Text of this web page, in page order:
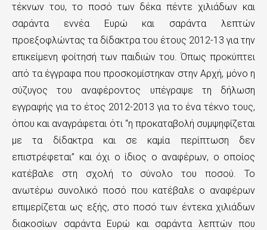
τέκνων του, το ποσό των δέκα πέντε χιλιάδων και
σαράντα εννέα Ευρώ και σαράντα λεπτών
προεξοφλώντας τα δίδακτρα του έτους 2012-13 για την
επικείμενη φοίτησή των παιδιών του. Όπως προκύπτει
από τα έγγραφα που προσκομίστηκαν στην Αρχή, μόνο η
σύζυγος του αναφέροντος υπέγραψε τη δήλωση
εγγραφής για το έτος 2012-2013 για το ένα τέκνο τους,
όπου και αναγράφεται ότι “η προκαταβολή συμψηφίζεται
με τα δίδακτρα και σε καμία περίπτωση δεν
επιστρέφεται” και όχι ο ίδιος ο αναφέρων, ο οποίος
κατέβαλε στη σχολή το σύνολο του ποσού. Το
ανωτέρω συνολικό ποσό που κατέβαλε ο αναφέρων
επιμερίζεται ως εξής, στο ποσό των έντεκα χιλιάδων
διακοσίων σαράντα Ευρώ και σαράντα λεπτών που